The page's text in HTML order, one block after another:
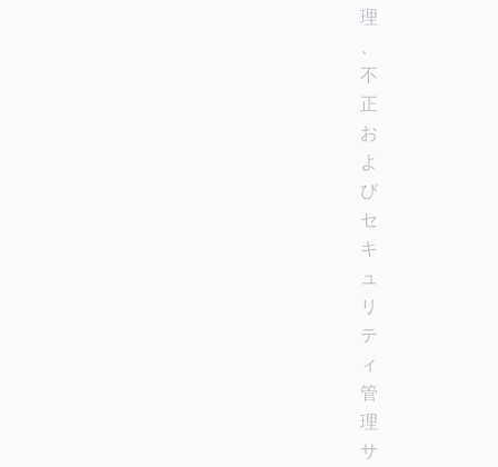
理
不
正
お
よ
び
セ
キ
ュ
リ
テ
ィ
管
理
サ